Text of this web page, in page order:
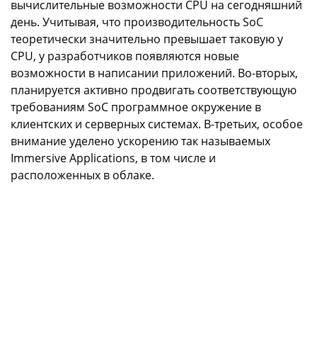
вычислительные возможности CPU на сегодняшний
день. Учитывая, что производительность SoC
теоретически значительно превышает таковую у
CPU, у разработчиков появляются новые
возможности в написании приложений. Во-вторых,
планируется активно продвигать соответствующую
требованиям SoC программное окружение в
клиентских и серверных системах. В-третьих, особое
внимание уделено ускорению так называемых
Immersive Applications, в том числе и
расположенных в облаке.